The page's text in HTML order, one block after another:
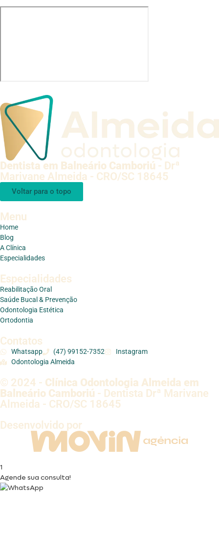
Dentista em Balneário Camboriú - Drª
Marivane Almeida - CRO/SC 18645
Voltar para o topo
Menu
Home
Blog
A Clínica
Especialidades
Especialidades
Reabilitação Oral
Saúde Bucal & Prevenção
Odontologia Estética
Ortodontia
Contatos
Whatsapp (47) 99152-7352
Instagram
Odontologia Almeida
© 2024 - Clínica Odontologia Almeida em
Balneário Camboriú - Dentista Drª Marivane
Almeida - CRO/SC 18645
Desenvolvido por
1
Agende sua consulta!